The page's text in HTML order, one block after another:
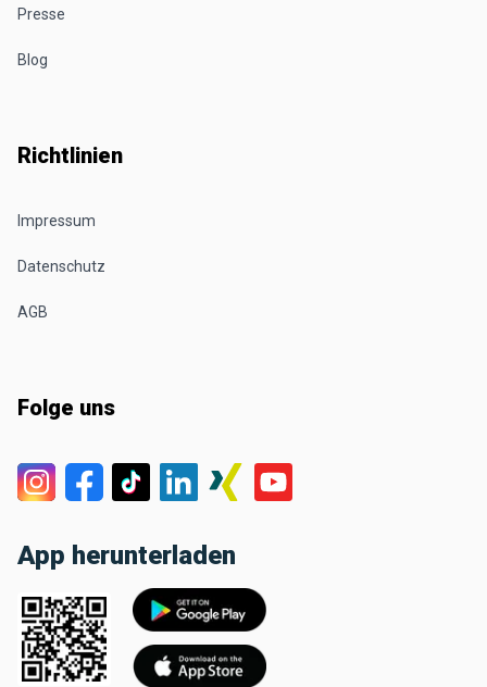
Presse
Blog
Richtlinien
Impressum
Datenschutz
AGB
Folge uns
App herunterladen